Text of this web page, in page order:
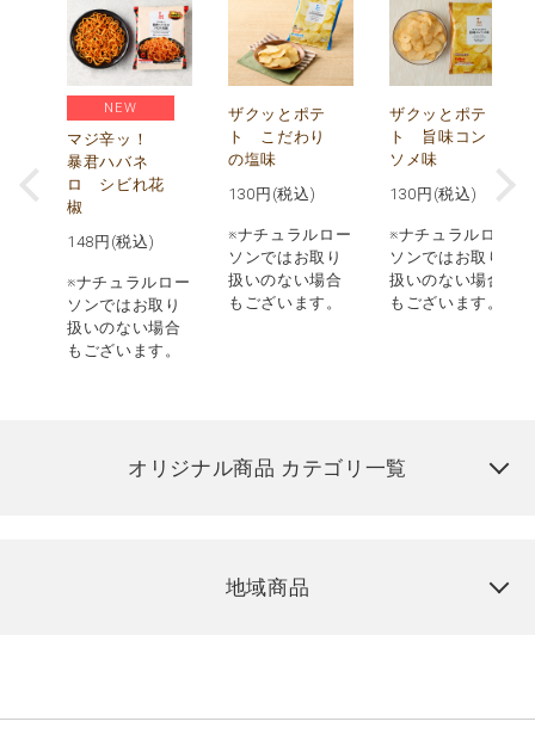
NEW
マジ辛ッ！
暴君ハバネ
ロ シビれ花
椒
148 円(税込)
※ナチュラルロー
ソンではお取り
扱いのない場合
もございます。
ザクッとポテ
ト こだわり
の塩味
130 円(税込)
※ナチュラルロー
ソンではお取り
扱いのない場合
もございます。
ザクッとポテ
ト 旨味コン
ソメ味
130 円(税込)
※ナチュラルロー
ソンではお取り
扱いのない場合
もございます。
オリジナル商品 カテゴリ一覧
地域商品